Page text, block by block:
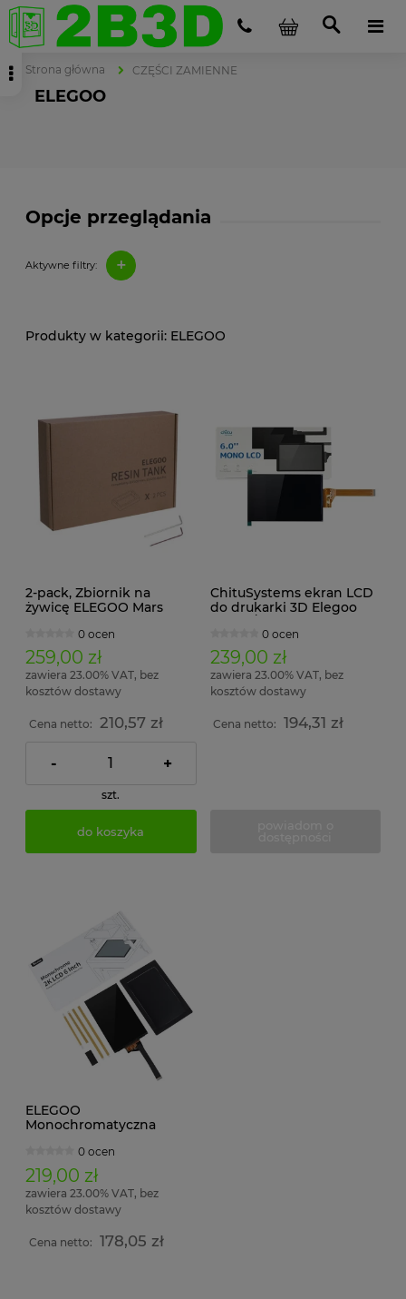
Strona główna CZĘŚCI ZAMIENNE
ELEGOO
Opcje przeglądania
Aktywne filtry: +
ELEGOO
2-pack, Zbiornik na
żywicę ELEGOO Mars
0 ocen
259,00 zł
zawiera 23.00% VAT, bez
kosztów dostawy
Cena netto: 210,57 zł
- +
szt.
do koszyka
ChituSystems ekran LCD
do drukarki 3D Elegoo
0 ocen
239,00 zł
zawiera 23.00% VAT, bez
kosztów dostawy
Cena netto: 194,31 zł
ELEGOO
Monochromatyczna
0 ocen
219,00 zł
zawiera 23.00% VAT, bez
kosztów dostawy
Cena netto: 178,05 zł